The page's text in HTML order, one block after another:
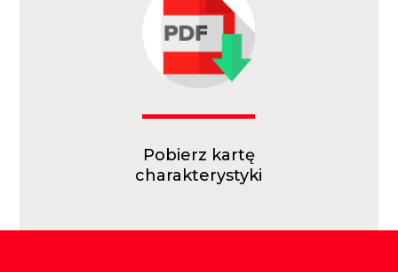
Pobierz kartę
charakterystyki